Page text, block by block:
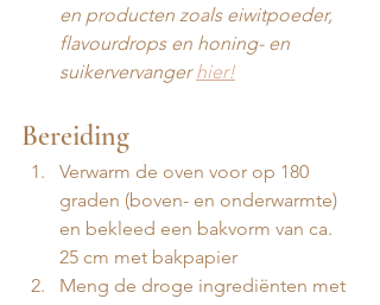
en producten zoals eiwitpoeder,
flavourdrops en honing- en
suikervervanger hier!
Bereiding
Verwarm de oven voor op 180
graden (boven- en onderwarmte)
en bekleed een bakvorm van ca.
25 cm met bakpapier
Meng de droge ingrediënten met